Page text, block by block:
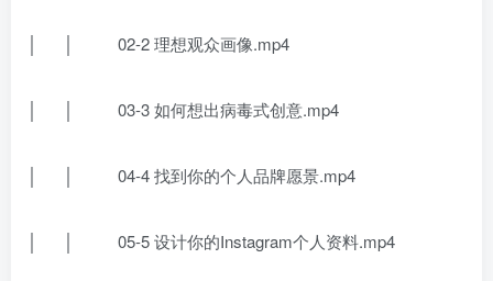
│ │ 02-2 理想观众画像.mp4
│ │ 03-3 如何想出病毒式创意.mp4
│ │ 04-4 找到你的个人品牌愿景.mp4
│ │ 05-5 设计你的Instagram个人资料.mp4